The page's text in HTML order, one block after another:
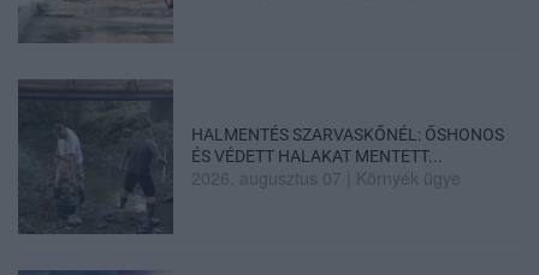
HALMENTÉS SZARVASKŐNÉL: ŐSHONOS
ÉS VÉDETT HALAKAT MENTETT...
2026. augusztus 07 Környék ügye